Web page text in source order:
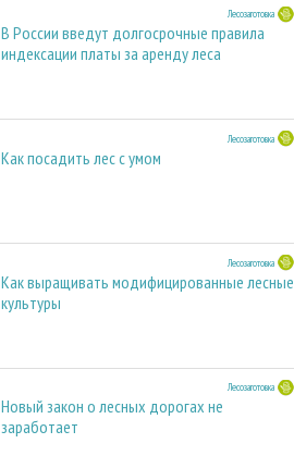
Лесозаготовка
В России введут долгосрочные правила
индексации платы за аренду леса
Лесозаготовка
Как посадить лес с умом
Лесозаготовка
Как выращивать модифицированные лесные
культуры
Лесозаготовка
Новый закон о лесных дорогах не
заработает